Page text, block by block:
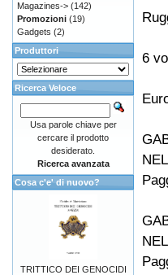
6
Magazines-> (142)
Promozioni (19)
Gadgets (2)
Produttori
Ricerca Veloce
Usa parole chiave per
cercare il prodotto
desiderato.
Ricerca avanzata
Cosa c'e' di nuovo?
TRITTICO DEI GENOCIDI